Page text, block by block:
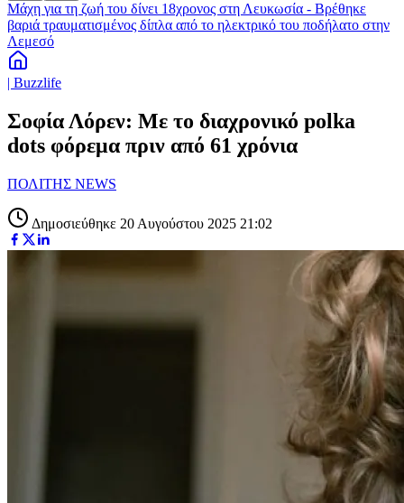
Μάχη για τη ζωή του δίνει 18χρονος στη Λευκωσία - Βρέθηκε
βαριά τραυματισμένος δίπλα από το ηλεκτρικό του ποδήλατο στην
Λεμεσό
| Buzzlife
Σοφία Λόρεν: Με το διαχρονικό polka
dots φόρεμα πριν από 61 χρόνια
ΠΟΛΙΤΗΣ NEWS
Δημοσιεύθηκε 20 Αυγούστου 2025 21:02